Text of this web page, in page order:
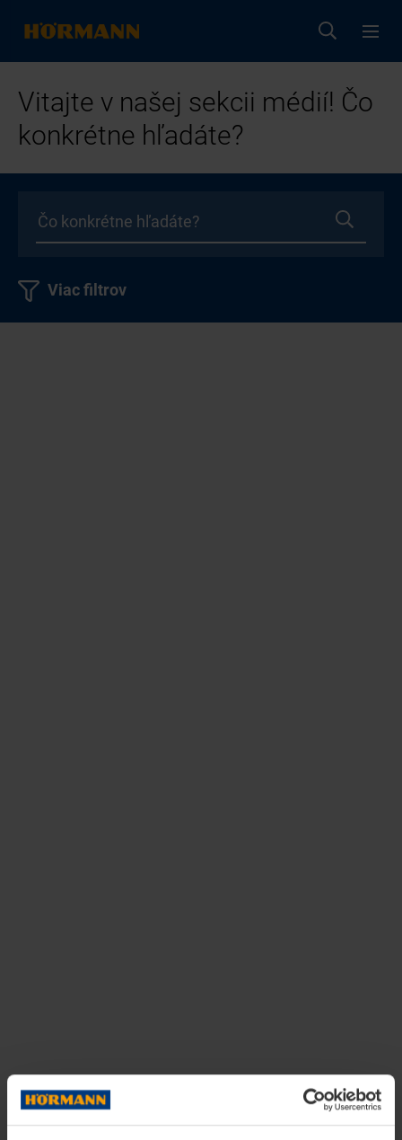
Vitajte v našej sekcii médií! Čo
konkrétne hľadáte?
Viac filtrov